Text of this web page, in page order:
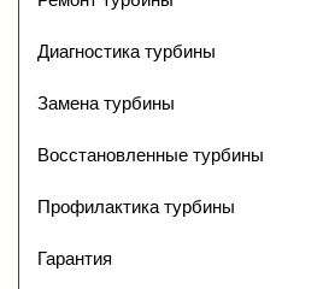
Диагностика турбины
Замена турбины
Восстановленные турбины
Профилактика турбины
Гарантия